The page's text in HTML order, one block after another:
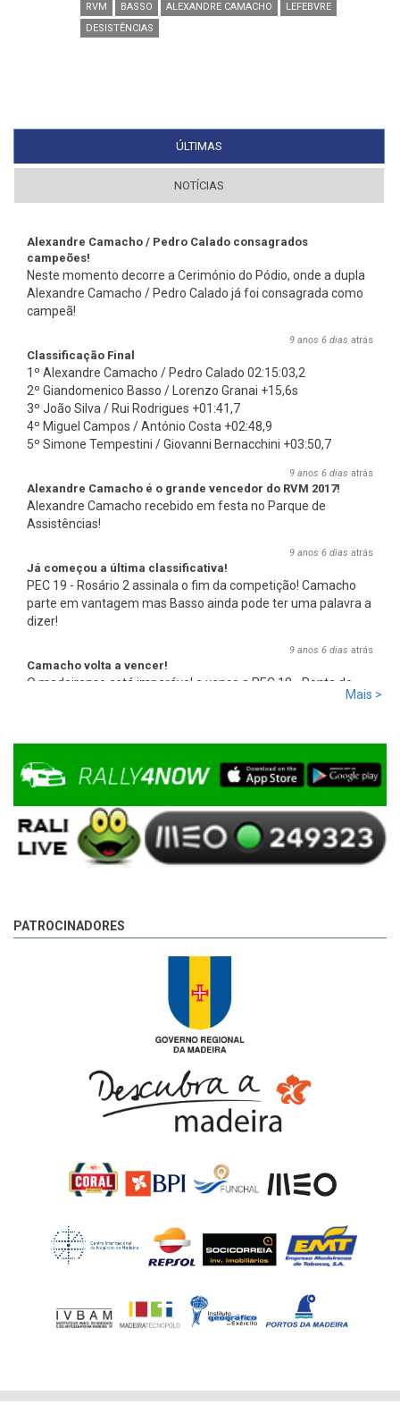
RVM BASSO ALEXANDRE CAMACHO
LEFEBVRE
DESISTÊNCIAS
ÚLTIMAS
NOTÍCIAS
Alexandre Camacho / Pedro Calado consagrados
campeões!
Neste momento decorre a Cerimónio do Pódio, onde a dupla
Alexandre Camacho / Pedro Calado já foi consagrada como
campeã!
9 anos 6 dias atrás
Classificação Final
1º Alexandre Camacho / Pedro Calado 02:15:03,2
2º Giandomenico Basso / Lorenzo Granai +15,6s
3º João Silva / Rui Rodrigues +01:41,7
4º Miguel Campos / António Costa +02:48,9
5º Simone Tempestini / Giovanni Bernacchini +03:50,7
9 anos 6 dias atrás
Alexandre Camacho é o grande vencedor do RVM 2017!
Alexandre Camacho recebido em festa no Parque de
Assistências!
9 anos 6 dias atrás
Já começou a última classificativa!
PEC 19 - Rosário 2 assinala o fim da competição! Camacho
parte em vantagem mas Basso ainda pode ter uma palavra a
dizer!
9 anos 6 dias atrás
Camacho volta a vencer!
O madeirense está imparável e vence a PEC 18 - Ponta do
Pargo 2, com 00:08:08,0, mais 2,7s que Basso e mais 17,8sMais >
PATROCINADORES